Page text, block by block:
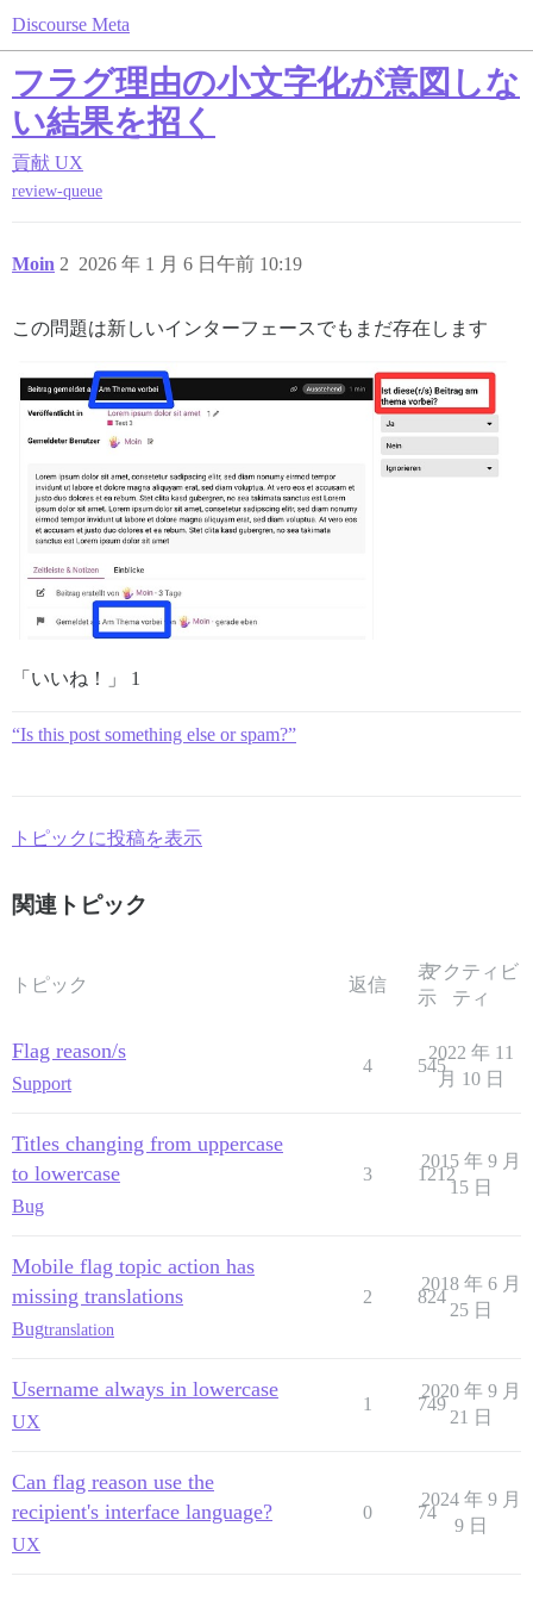
Discourse Meta
フラグ理由の小文字化が意図しな
い結果を招く
貢献 UX
review-queue
Moin 2026 年 1 月 6 日午前 10:19
2
この問題は新しいインターフェースでもまだ存在します
「いいね！」 1
“Is this post something else or spam?”
トピックに投稿を表示
関連トピック
トピック 返信
表
示
アクティビ
ティ
Flag reason/s
Support
4 545
2022 年 11
月 10 日
Titles changing from uppercase
to lowercase
Bug
3 1212
2015 年 9 月
15 日
Mobile flag topic action has
missing translations
Bugtranslation
2 824
2018 年 6 月
25 日
Username always in lowercase
UX
1 749
2020 年 9 月
21 日
Can flag reason use the
recipient's interface language?
UX
0 74
2024 年 9 月
9 日